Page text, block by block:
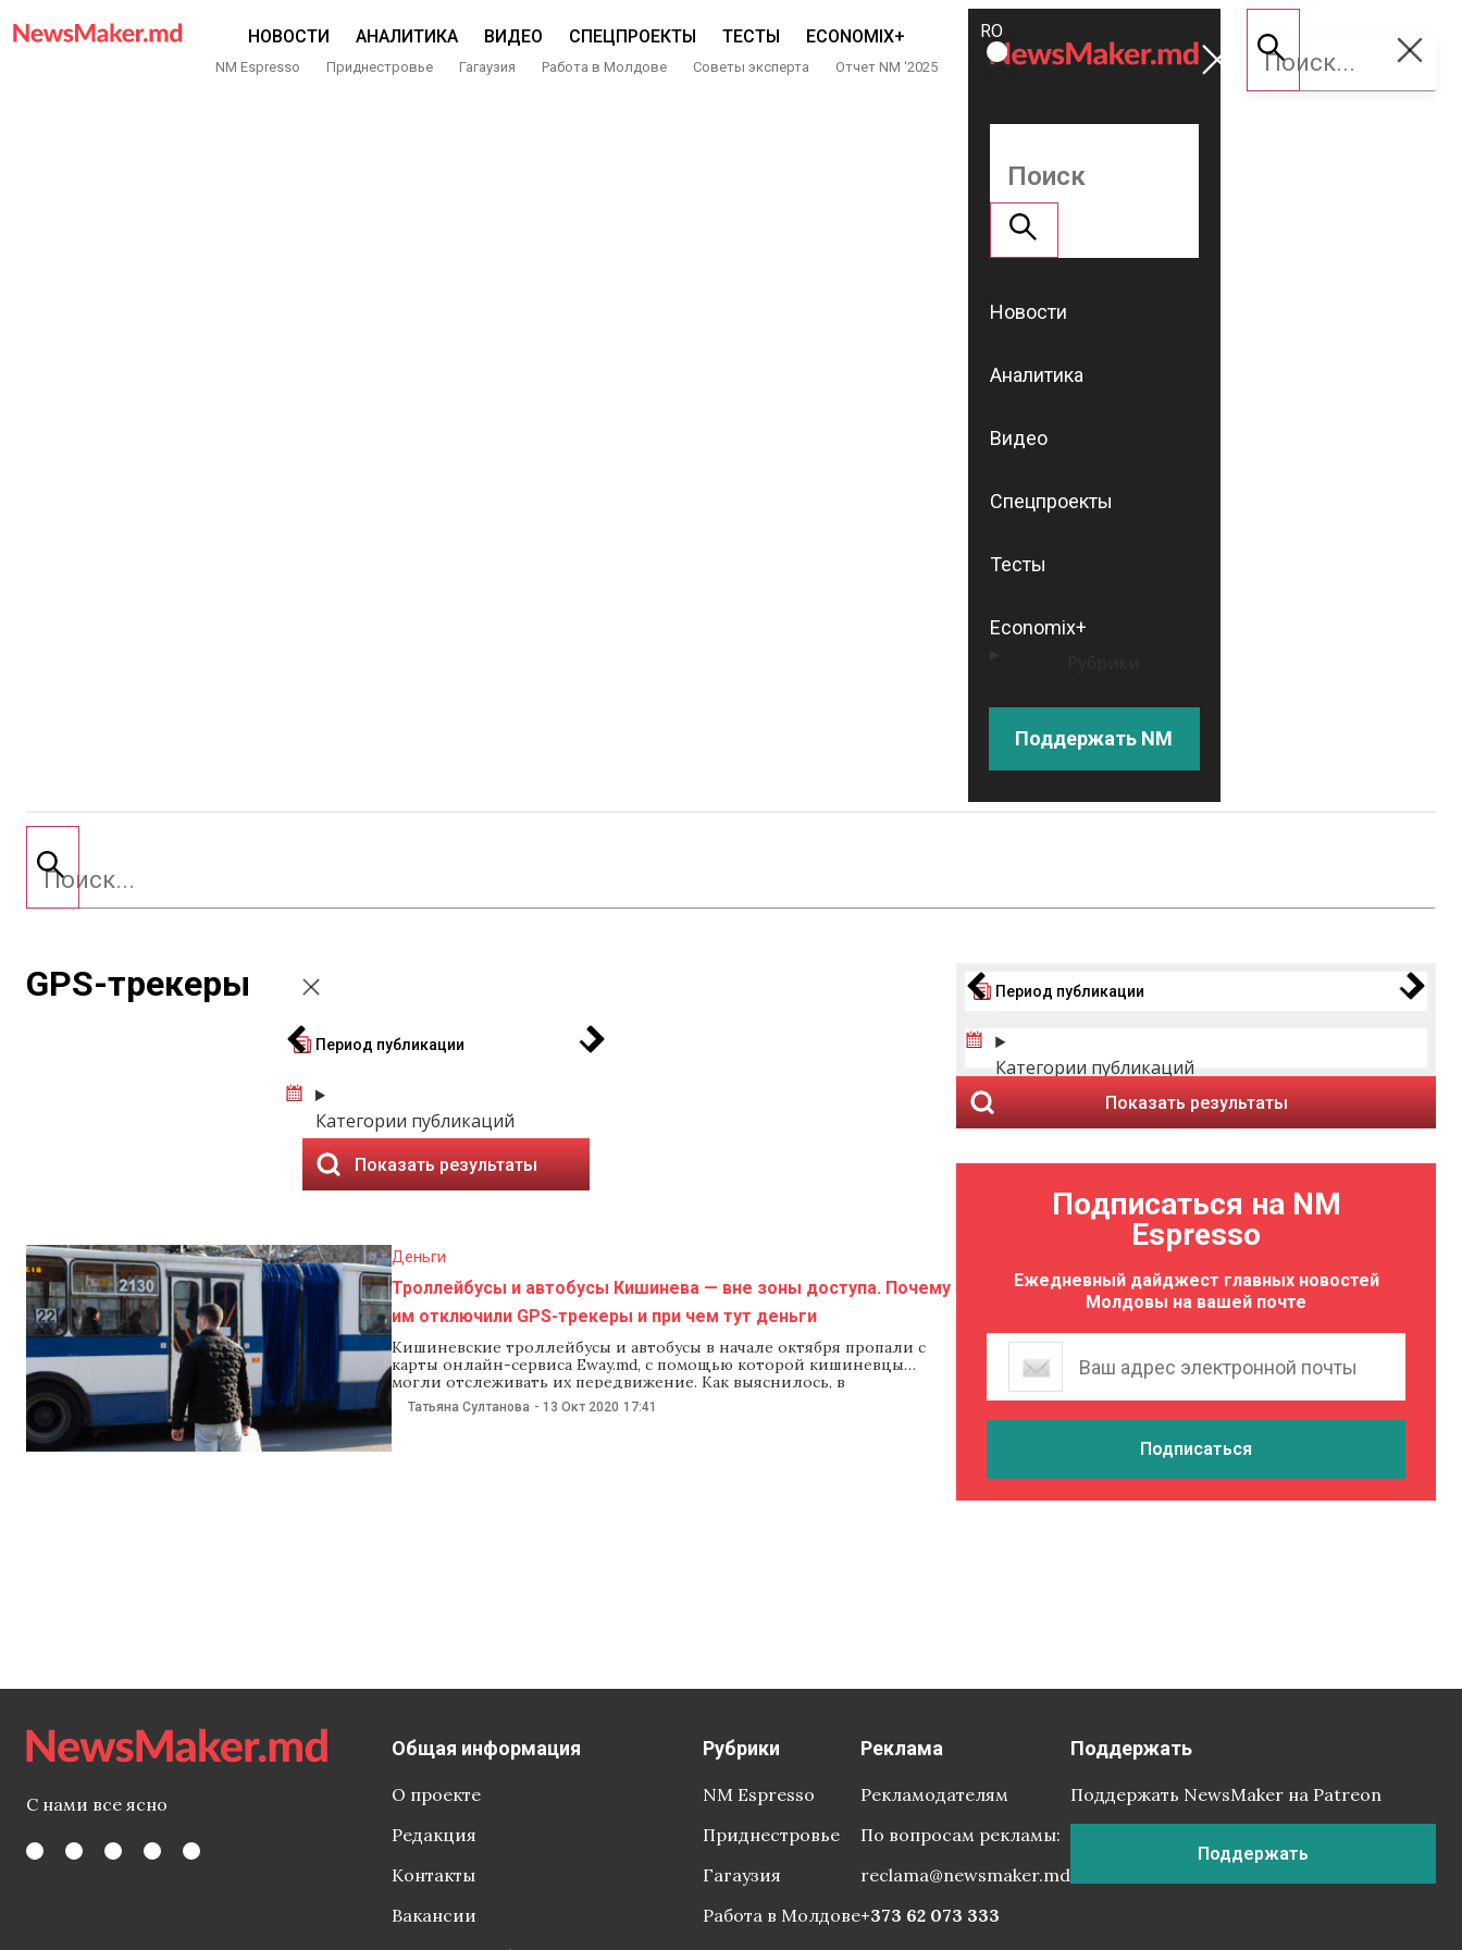
НОВОСТИ АНАЛИТИКА ВИДЕО СПЕЦПРОЕКТЫ ТЕСТЫ ECONOMIX+
NM Espresso Приднестровье Гагаузия Работа в Молдове Советы эксперта Отчет NM ‘2025
ROMÂNĂ
RU
Поддержать
NM
Новости
Аналитика
Видео
Спецпроекты
Тесты
Economix+
Поддержать NM
GPS-трекеры
Период публикации
Категории публикаций
Показать результаты
Деньги
Троллейбусы и автобусы Кишинева — вне зоны доступа. Почему
им отключили GPS-трекеры и при чем тут деньги
Кишиневские троллейбусы и автобусы в начале октября пропали с
карты онлайн-сервиса Eway.md, с помощью которой кишиневцы
могли отслеживать их передвижение. Как выяснилось, в
общественном транспорте отключили GPS-трекеры, причем
отключили компании, которые их установили. NM разбирался, что
Татьяна Султанова - 13 Окт 2020 17:41
Период публикации
Категории публикаций
Показать результаты
Подписаться на NM
Espresso
Ежедневный дайджест главных новостей
Молдовы на вашей почте
С нами все ясно
Общая информация
О проекте
Редакция
Контакты
Вакансии
Рубрики
NM Espresso
Приднестровье
Гагаузия
Работа в Молдове
Реклама
Рекламодателям
По вопросам рекламы:
reclama@newsmaker.md
+373 62 073 333
Поддержать
Поддержать NewsMaker на Patreon
Поддержать